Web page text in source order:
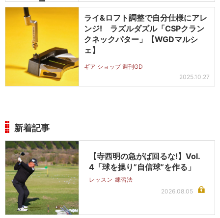
ライ&ロフト調整で自分仕様にアレ
ンジ! ラズルダズル「CSPクラン
クネックパター」【WGDマルシ
ェ】
ギア ショップ 週刊GD
2025.10.27
新着記事
【寺西明の急がば回るな!】Vol.
4「球を操り”自信球”を作る」
レッスン 練習法
2026.08.05